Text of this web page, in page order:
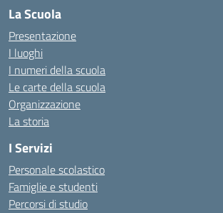
La Scuola
Presentazione
I luoghi
I numeri della scuola
Le carte della scuola
Organizzazione
La storia
I Servizi
Personale scolastico
Famiglie e studenti
Percorsi di studio